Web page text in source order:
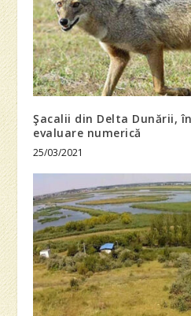
Şacalii din Delta Dunării,
evaluare numerică
25/03/2021